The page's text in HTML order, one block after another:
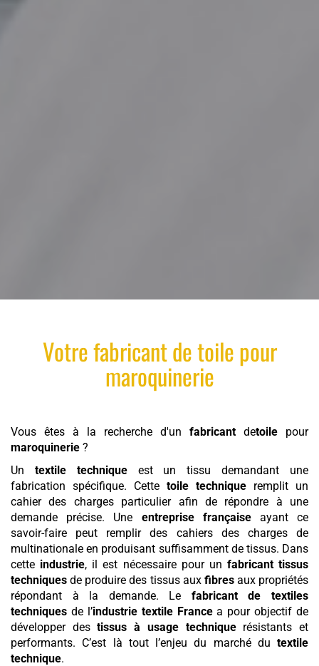
Votrefabricantdetoilepour
maroquinerie
Vous êtes à la recherche d'un fabricant detoile pour
maroquinerie ?
Un textile techniqueest un tissu demandant une
fabrication spécifique. Cette toile technique remplit un
cahier des charges particulier afin de répondre à une
demande précise. Une entreprise françaiseayant ce
savoir-faire peut remplir des cahiers des charges de
multinationale en produisant suffisamment de tissus. Dans
cette industrie, il est nécessaire pour un fabricant tissus
techniques de produire des tissus aux fibresaux propriétés
répondant à la demande. Le fabricant de textiles
techniques de l’industrie textile Francea pour objectif de
développer destissus à usage technique résistants et
performants. C’est là tout l’enjeu du marché du textile
technique.